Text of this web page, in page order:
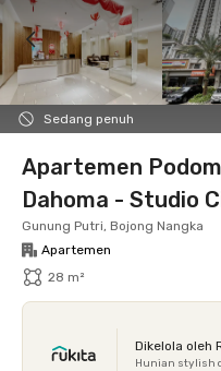
Sedang penuh
7 Agt 26 -
Foto Fasilitas
Apartemen
Dahoma - Studio
Gunung Putri, Bojong Nangka
Apartemen
28 m²
Dikelola oleh
Hunian stylish